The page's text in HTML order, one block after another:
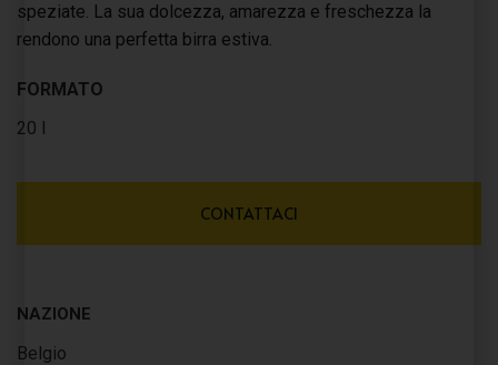
speziate. La sua dolcezza, amarezza e freschezza la
rendono una perfetta birra estiva.
FORMATO
20 l
CONTATTACI
NAZIONE
Belgio